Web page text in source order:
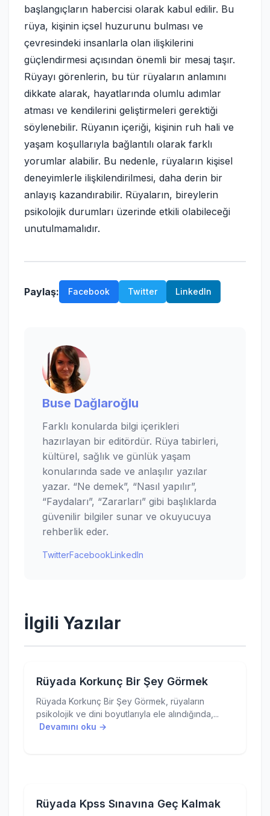
başlangıçların habercisi olarak kabul edilir. Bu
rüya, kişinin içsel huzurunu bulması ve
çevresindeki insanlarla olan ilişkilerini
güçlendirmesi açısından önemli bir mesaj taşır.
Rüyayı görenlerin, bu tür rüyaların anlamını
dikkate alarak, hayatlarında olumlu adımlar
atması ve kendilerini geliştirmeleri gerektiği
söylenebilir. Rüyanın içeriği, kişinin ruh hali ve
yaşam koşullarıyla bağlantılı olarak farklı
yorumlar alabilir. Bu nedenle, rüyaların kişisel
deneyimlerle ilişkilendirilmesi, daha derin bir
anlayış kazandırabilir. Rüyaların, bireylerin
psikolojik durumları üzerinde etkili olabileceği
unutulmamalıdır.
Paylaş: Facebook Twitter LinkedIn
Buse Dağlaroğlu
Farklı konularda bilgi içerikleri
hazırlayan bir editördür. Rüya tabirleri,
kültürel, sağlık ve günlük yaşam
konularında sade ve anlaşılır yazılar
yazar. “Ne demek”, “Nasıl yapılır”,
“Faydaları”, “Zararları” gibi başlıklarda
güvenilir bilgiler sunar ve okuyucuya
rehberlik eder.
TwitterFacebookLinkedIn
İlgili Yazılar
Rüyada Korkunç Bir Şey Görmek
Rüyada Korkunç Bir Şey Görmek, rüyaların
psikolojik ve dini boyutlarıyla ele alındığında,...
Devamını oku →
Rüyada Kpss Sınavına Geç Kalmak